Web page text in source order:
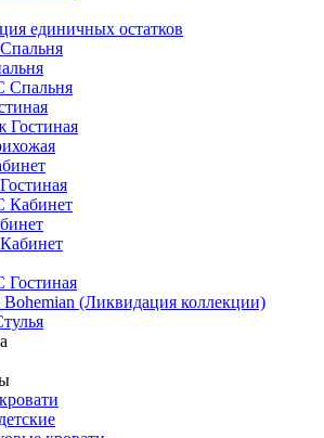
единичных остатков
Спальня
Гостиная
Кабинет
Гостиная
Bohemian (Ликвидация коллекции)